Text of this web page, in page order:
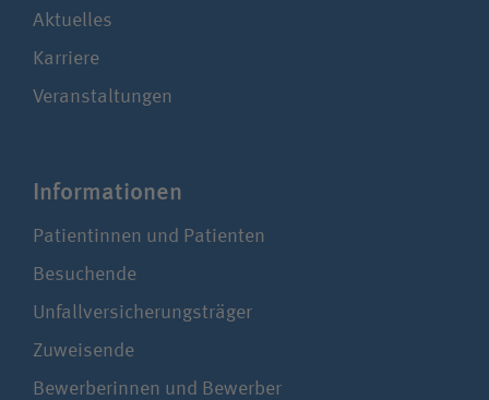
Aktuelles
Karriere
Veranstaltungen
Infor­ma­tionen
Patientinnen und Patienten
Besuchende
Unfallversicherungsträger
Zuweisende
Bewerberinnen und Bewerber